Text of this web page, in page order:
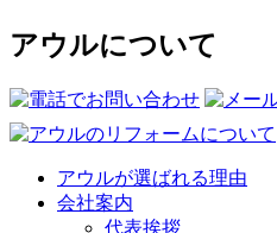
アウルについて
アウルが選ばれる理由
会社案内
代表挨拶